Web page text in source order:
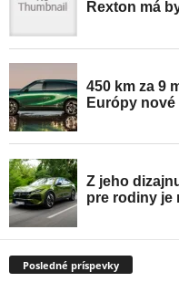
Posledné príspevky